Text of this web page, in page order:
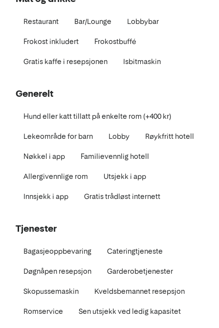
Restaurant Bar/Lounge Lobbybar
Frokost inkludert Frokostbuffé
Gratis kaffe i resepsjonen Isbitmaskin
Generelt
Hund eller katt tillatt på enkelte rom (+400 kr)
Lekeområde for barn Lobby Røykfritt hotell
Nøkkel i app Familievennlig hotell
Allergivennlige rom Utsjekk i app
Innsjekk i app Gratis trådløst internett
Tjenester
Bagasjeoppbevaring Cateringtjeneste
Døgnåpen resepsjon Garderobetjenester
Skopussemaskin Kveldsbemannet resepsjon
Romservice Sen utsjekk ved ledig kapasitet